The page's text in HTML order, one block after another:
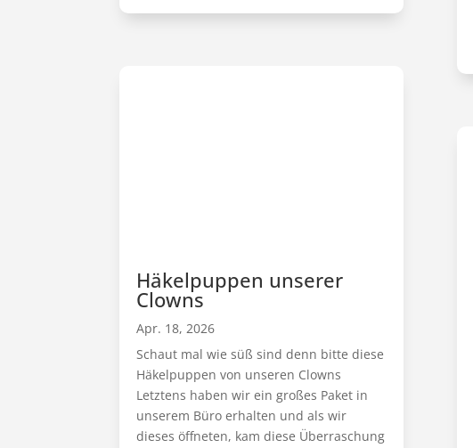
Häkelpuppen unserer
Clowns
Apr. 18, 2026
Schaut mal wie süß sind denn bitte diese
Häkelpuppen von unseren Clowns
Letztens haben wir ein großes Paket in
unserem Büro erhalten und als wir
dieses öffneten, kam diese Überraschung